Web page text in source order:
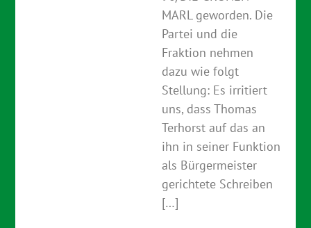
MARL geworden. Die
Partei und die
Fraktion nehmen
dazu wie folgt
Stellung: Es irritiert
uns, dass Thomas
Terhorst auf das an
ihn in seiner Funktion
als Bürgermeister
gerichtete Schreiben
[…]